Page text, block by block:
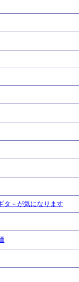
タ－が気になります